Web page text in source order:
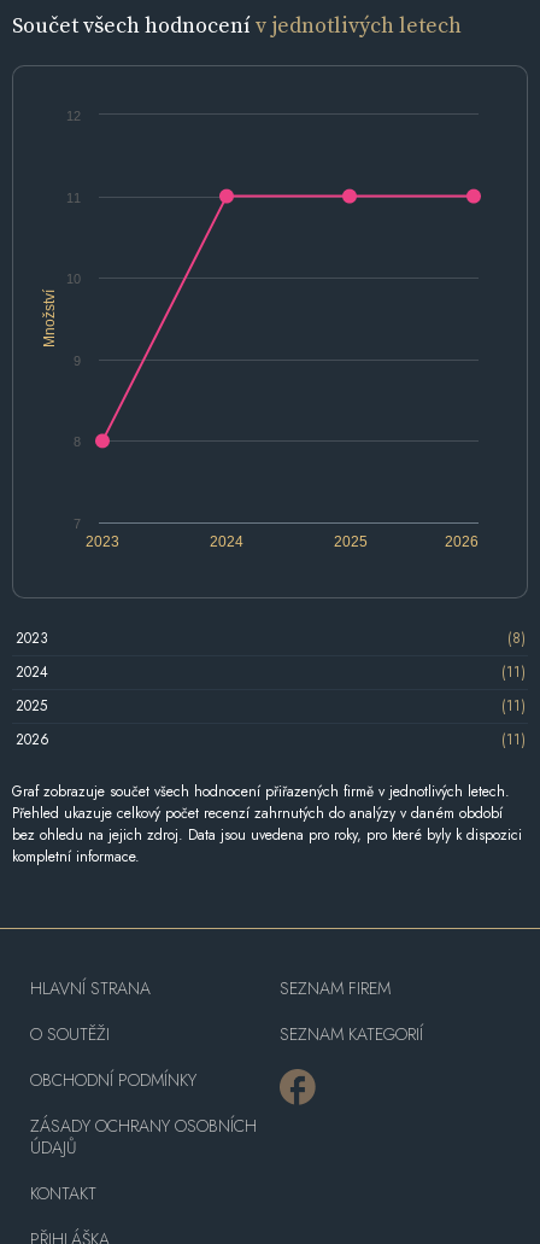
Součet všech hodnocenív jednotlivých letech
Množství
2024 2026
2023 2025
7
8
9
10
11
12
2023
(8)
2024
(11)
2025
(11)
2026
(11)
Graf zobrazuje součet všech hodnocení přiřazených firmě v jednotlivých letech.
Přehled ukazuje celkový počet recenzí zahrnutých do analýzy v daném období
bez ohledu na jejich zdroj. Data jsou uvedena pro roky, pro které byly k dispozici
kompletní informace.
HLAVNÍ STRANA
O SOUTĚŽI
OBCHODNÍ PODMÍNKY
ZÁSADY OCHRANY OSOBNÍCH
ÚDAJŮ
KONTAKT
PŘIHLÁŠKA
SEZNAM FIREM
SEZNAM KATEGORIÍ